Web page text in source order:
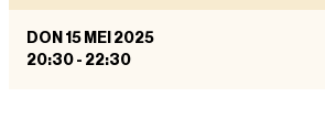
DON 15 MEI 2025
20:30 - 22:30